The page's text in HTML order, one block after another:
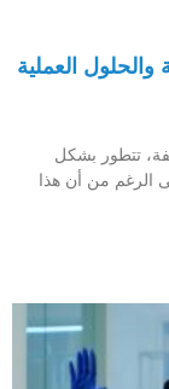
والحلول العملية
تتطور بشكل
الرغم من أن هذا